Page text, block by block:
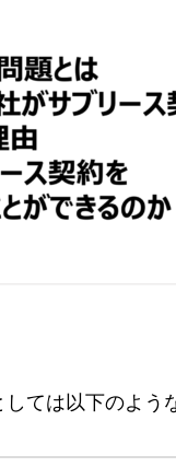
を売却するのも一手
納
いトラブル
ぶ
ては以下のよう